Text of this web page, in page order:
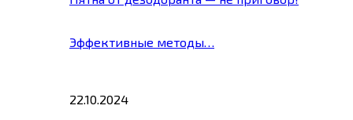
Эффективные методы…
22.10.2024